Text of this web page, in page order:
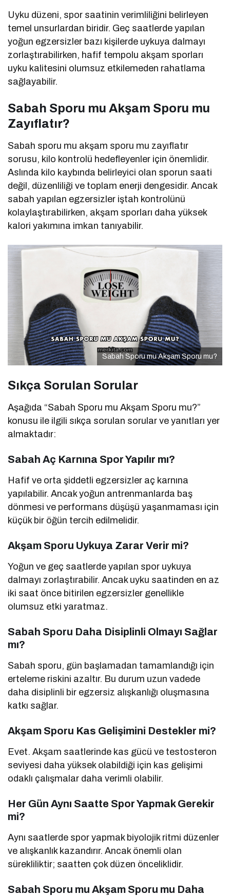
Uyku düzeni, spor saatinin verimliliğini belirleyen
temel unsurlardan biridir. Geç saatlerde yapılan
yoğun egzersizler bazı kişilerde uykuya dalmayı
zorlaştırabilirken, hafif tempolu akşam sporları
uyku kalitesini olumsuz etkilemeden rahatlama
sağlayabilir.
Sabah Sporu mu Akşam Sporu mu
Zayıflatır?
Sabah sporu mu akşam sporu mu zayıflatır
sorusu, kilo kontrolü hedefleyenler için önemlidir.
Aslında kilo kaybında belirleyici olan sporun saati
değil, düzenliliği ve toplam enerji dengesidir. Ancak
sabah yapılan egzersizler iştah kontrolünü
kolaylaştırabilirken, akşam sporları daha yüksek
kalori yakımına imkan tanıyabilir.
Sabah Sporu mu Akşam Sporu mu?
Sıkça Sorulan Sorular
Aşağıda “Sabah Sporu mu Akşam Sporu mu?”
konusu ile ilgili sıkça sorulan sorular ve yanıtları yer
almaktadır:
Sabah Aç Karnına Spor Yapılır mı?
Hafif ve orta şiddetli egzersizler aç karnına
yapılabilir. Ancak yoğun antrenmanlarda baş
dönmesi ve performans düşüşü yaşanmaması için
küçük bir öğün tercih edilmelidir.
Akşam Sporu Uykuya Zarar Verir mi?
Yoğun ve geç saatlerde yapılan spor uykuya
dalmayı zorlaştırabilir. Ancak uyku saatinden en az
iki saat önce bitirilen egzersizler genellikle
olumsuz etki yaratmaz.
Sabah Sporu Daha Disiplinli Olmayı Sağlar
mı?
Sabah sporu, gün başlamadan tamamlandığı için
erteleme riskini azaltır. Bu durum uzun vadede
daha disiplinli bir egzersiz alışkanlığı oluşmasına
katkı sağlar.
Akşam Sporu Kas Gelişimini Destekler mi?
Evet. Akşam saatlerinde kas gücü ve testosteron
seviyesi daha yüksek olabildiği için kas gelişimi
odaklı çalışmalar daha verimli olabilir.
Her Gün Aynı Saatte Spor Yapmak Gerekir
mi?
Aynı saatlerde spor yapmak biyolojik ritmi düzenler
ve alışkanlık kazandırır. Ancak önemli olan
sürekliliktir; saatten çok düzen önceliklidir.
Sabah Sporu mu Akşam Sporu mu Daha